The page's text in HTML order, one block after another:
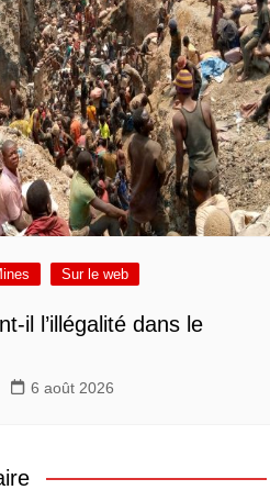
Sur le web
il l’illégalité dans le
6 août 2026